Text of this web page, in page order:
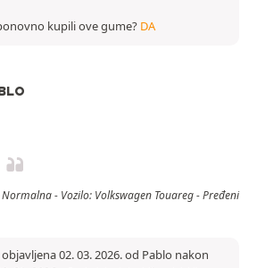
kupili ove gume? DA
- Vozilo: Volkswagen Touareg - Pređeni
02. 03. 2026. od Pablo nakon